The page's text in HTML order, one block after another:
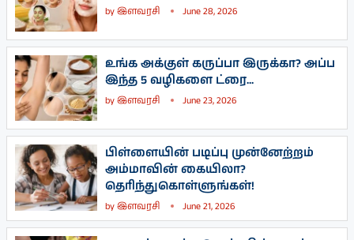
byஇளவரசி June 28, 2026
உங்க அக்குள் கருப்பா இருக்கா? அப்ப
இந்த 5 வழிகளை ட்ரை...
byஇளவரசி June 23, 2026
பிள்ளையின் படிப்பு முன்னேற்றம்
அம்மாவின் கையிலா?
தெரிந்துகொள்ளுங்கள்!
byஇளவரசி June 21, 2026